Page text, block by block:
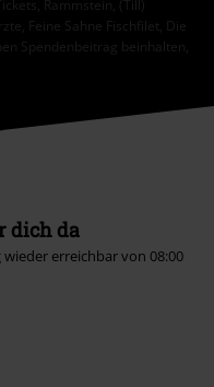
Rammstein, (Till)
Feine Sahne Fischfilet, Die
Spendenbeitrag beinhalten,
dich da
erreichbar von 08:00